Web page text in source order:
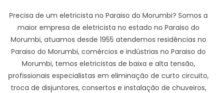
Precisa de um eletricista no Paraiso do Morumbi? Somos a
maior empresa de eletricista no estado no Paraiso do
Morumbi, atuamos desde 1955 atendemos residências no
Paraiso do Morumbi, comércios e indústrias no Paraiso do
Morumbi, temos eletricistas de baixa e alta tensão,
profissionais especialistas em eliminação de curto circuito,
troca de disjuntores, consertos e instalação de chuveiros,